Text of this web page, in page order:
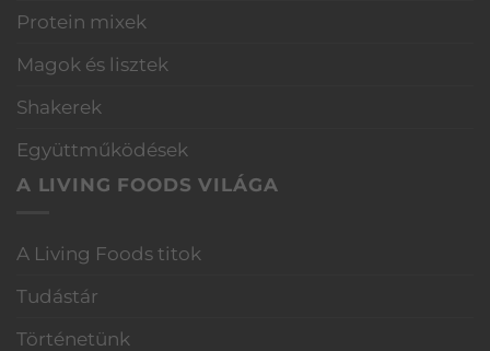
Protein mixek
Magok és lisztek
Shakerek
Együttműködések
A LIVING FOODS VILÁGA
A Living Foods titok
Tudástár
Történetünk